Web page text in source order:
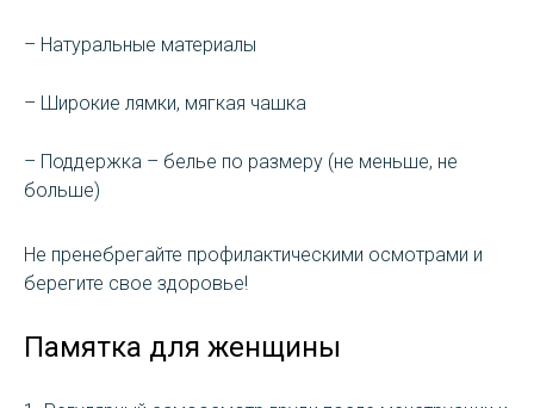
– Натуральные материалы
– Широкие лямки, мягкая чашка
– Поддержка – белье по размеру (не меньше, не
больше)
Не пренебрегайте профилактическими осмотрами и
берегите свое здоровье!
Памятка для женщины